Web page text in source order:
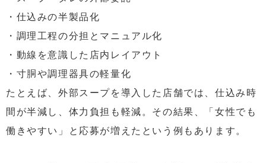
・仕込みの半製品化
・調理工程の分担とマニュアル化
・動線を意識した店内レイアウト
・寸胴や調理器具の軽量化
たとえば、外部スープを導入した店舗では、仕込み時
間が半減し、体力負担も軽減。その結果、「女性でも
働きやすい」と応募が増えたという例もあります。